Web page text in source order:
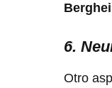
6.
Otro